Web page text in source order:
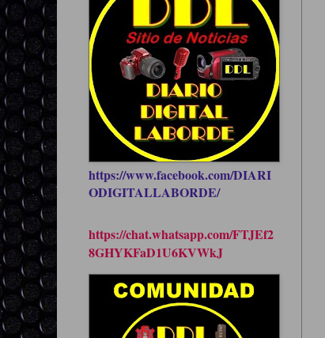
https://www.facebook.com/DIARI
ODIGITALLABORDE/
https://chat.whatsapp.com/FTJEf2
8GHYKFaD1U6KVWkJ